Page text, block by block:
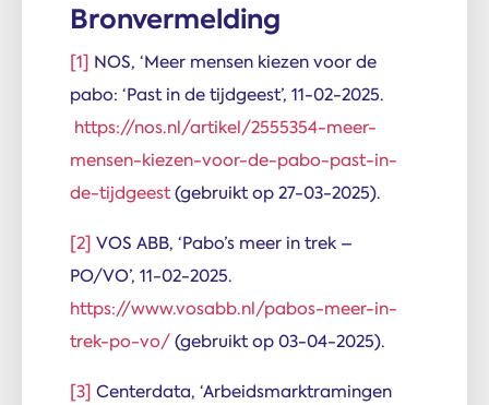
Bronvermelding
[1] NOS, ‘Meer mensen kiezen voor de
pabo: ‘Past in de tijdgeest’, 11-02-2025.
https://nos.nl/artikel/2555354-meer-
mensen-kiezen-voor-de-pabo-past-in-
de-tijdgeest(gebruikt op 27-03-2025).
[2] VOS ABB, ‘Pabo’s meer in trek –
PO/VO’, 11-02-2025.
https://www.vosabb.nl/pabos-meer-in-
trek-po-vo/(gebruikt op 03-04-2025).
[3] Centerdata, ‘Arbeidsmarktramingen